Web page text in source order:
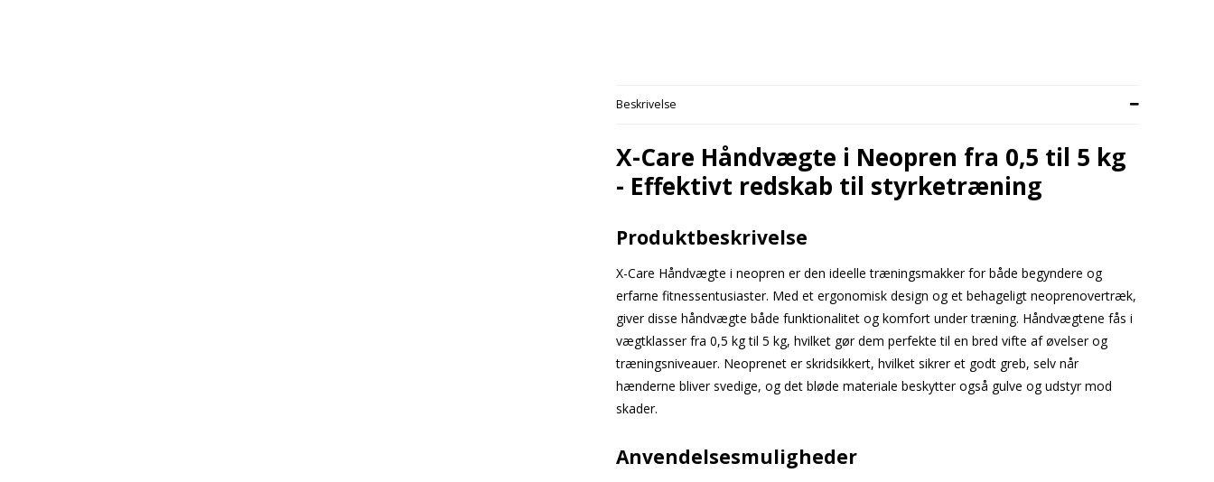
Beskrivelse
X-Care Håndvægte i Neopren fra 0,5 til 5 kg
- Effektivt redskab til styrketræning
Produktbeskrivelse
X-Care Håndvægte i neopren er den ideelle træningsmakker for både begyndere og
erfarne fitnessentusiaster. Med et ergonomisk design og et behageligt neoprenovertræk,
giver disse håndvægte både funktionalitet og komfort under træning. Håndvægtene fås i
vægtklasser fra 0,5 kg til 5 kg, hvilket gør dem perfekte til en bred vifte af øvelser og
træningsniveauer. Neoprenet er skridsikkert, hvilket sikrer et godt greb, selv når
hænderne bliver svedige, og det bløde materiale beskytter også gulve og udstyr mod
skader.
Anvendelsesmuligheder